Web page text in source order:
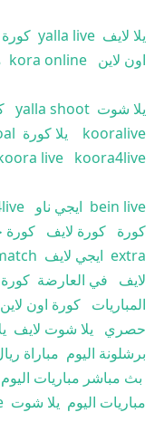
يلا لايف yalla live
اون لاين kora online
يلا شوت yalla shoot
kooralive
يلا كورة
live koora4live
bein live ايجي ناو
كورة كورة لايف كورة
extra ايجي لايف
لايف
في العارضة
المباريات كورة اون لاين
حصري يلا شوت لايف
برشلونة اليوم مباراة
بث مباشر مباريات اليوم
مباريات اليوم يلا شوت